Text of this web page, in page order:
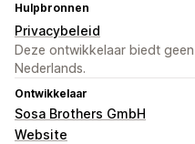
Hulpbronnen
Privacybeleid
Deze ontwikkelaar biedt
Nederlands.
Ontwikkelaar
Sosa Brothers GmbH
Website